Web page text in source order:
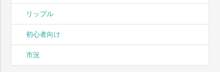
リップル
初心者向け
市況